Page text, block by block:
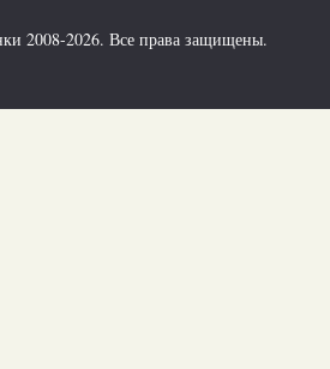
2008-2026. Все права защищены.